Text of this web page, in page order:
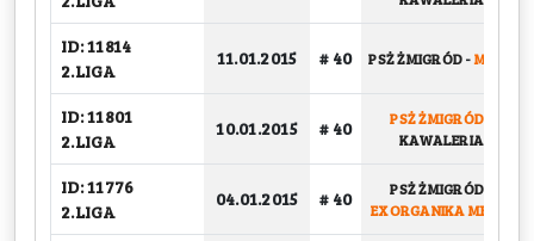
ID: 11814
2.LIGA
11.01.2015 # 40 PSŻ ŻMIGRÓD-MNTR
ID: 11801
2.LIGA
10.01.2015 # 40 PSŻ ŻMIGRÓD
KAWALERIA
ID: 11776
2.LIGA
04.01.2015 # 40 PSŻ ŻMIGRÓD
EXORGANIKA MEBLE